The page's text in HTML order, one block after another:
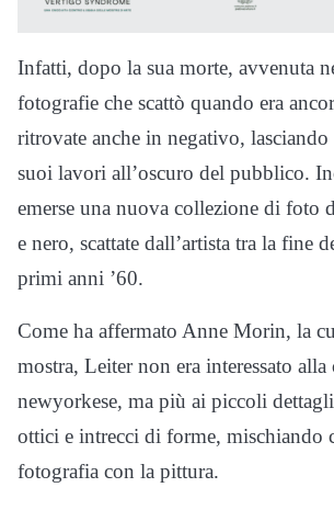
Infatti, dopo la sua morte, avvenuta
fotografie che scattò quando era
ritrovate anche in negativo,
suoi lavori all’oscuro del pubblico.
emerse una nuova collezione di foto
e nero, scattate dall’artista tra la fine
primi anni ’60.
Come ha affermato Anne Morin, la
mostra, Leiter non era interessato alla
newyorkese, ma più ai piccoli
ottici e intrecci di forme, mischiando
fotografia con la pittura.